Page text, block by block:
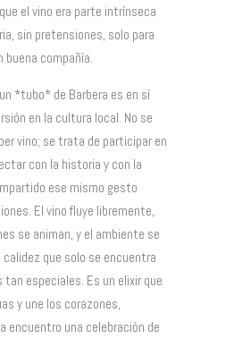
el vino era parte intrínseca
sin pretensiones, solo para
compañía.
*tubo* de Barbera es en sí
en la cultura local. No se
vino; se trata de participar en
con la historia y con la
ese mismo gesto
El vino fluye libremente,
se animan, y el ambiente se
calidez que solo se encuentra
especiales. Es un elixir que
y une los corazones,
encuentro una celebración de